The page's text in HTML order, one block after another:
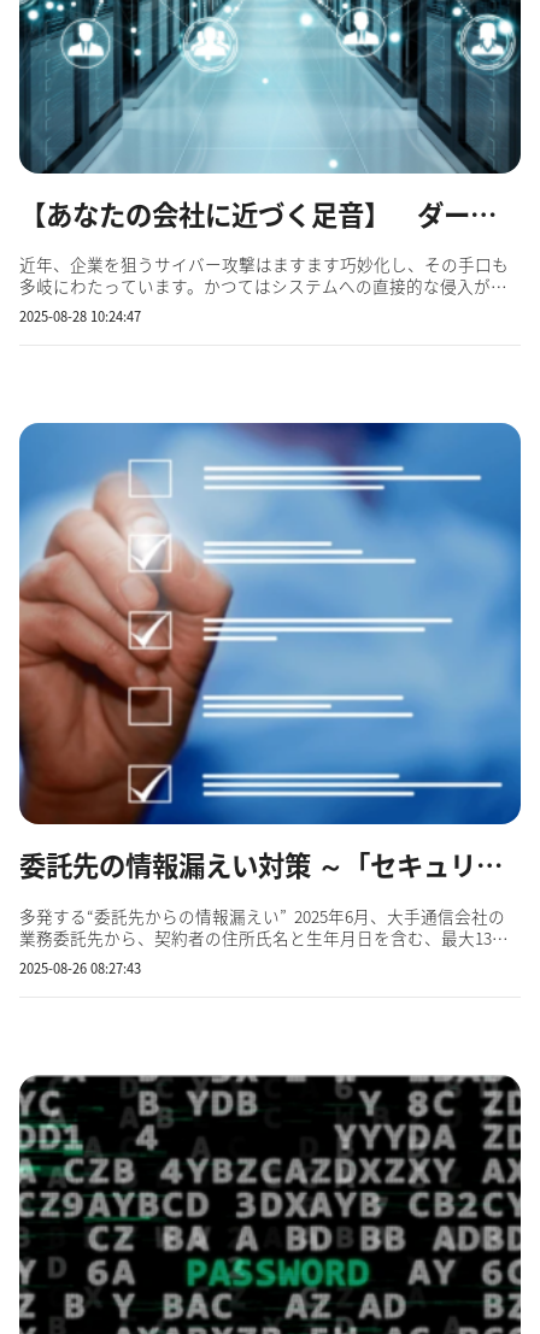
【あなたの会社に近づく足音】 ダークウェブで「社員の評判」がチェックされる危険性
近年、企業を狙うサイバー攻撃はますます巧妙化し、その手口も
多岐にわたっています。かつてはシステムへの直接的な侵入が主
流でしたが、今や攻撃者は企業の「人」を狙うケースが増えてい
ます。特に注目すべきは、サイバー犯罪者がダークウェブを悪用
2025-08-28 10:24:47
委託先の情報漏えい対策 ～「セキュリティチェックシート」から重点項目を読む～
多発する“委託先からの情報漏えい” 2025年6月、大手通信会社の
業務委託先から、契約者の住所氏名と生年月日を含む、最大13万
件を超える個人情報が流出した可能性があることが発表されまし
た。同年4月には、学校の卒業アルバム制作を請け負う印刷会社か
2025-08-26 08:27:43